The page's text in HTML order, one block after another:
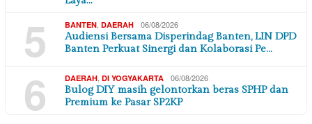
5 BANTEN, DAERAH 06/08/2026
Audiensi Bersama Disperindag Banten, LIN DPD
Banten Perkuat Sinergi dan Kolaborasi Pe…
6 DAERAH, DI YOGYAKARTA 06/08/2026
Bulog DIY masih gelontorkan beras SPHP dan
Premium ke Pasar SP2KP